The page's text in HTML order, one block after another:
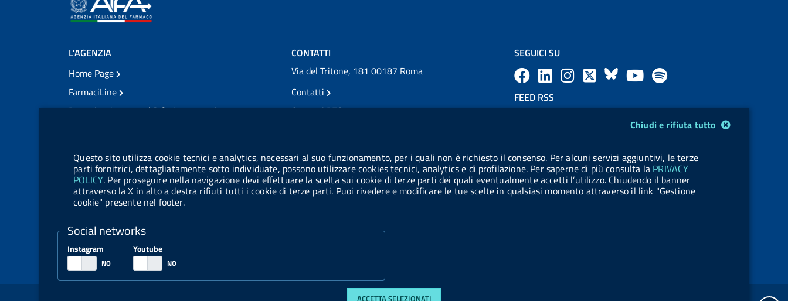
Chiudi e rifiuta tutto
Questo sito utilizza cookie tecnici e analytics, necessari al suo funzionamento, per i quali non è richiesto il consenso. Per alcuni servizi aggiuntivi, le terze
parti fornitrici, dettagliatamente sotto individuate, possono utilizzare cookies tecnici, analytics e di profilazione. Per saperne di più consulta la PRIVACY
POLICY. Per proseguire nella navigazione devi effettuare la scelta sui cookie di terze parti dei quali eventualmente accetti l’utilizzo. Chiudendo il banner
attraverso la X in alto a destra rifiuti tutti i cookie di terze parti. Puoi rivedere e modificare le tue scelte in qualsiasi momento attraverso il link "Gestione
cookie" presente nel footer.
Social networks
Instagram Youtube
ACCETTA SELEZIONATI
L'AGENZIA
Home Page
FarmaciLine
Partecipazione e soddisfazione utenti
Amministrazione Trasparente
Atti di notifica
Pubblicità legale
TrovaNormeFarmaco
Bandi di Gara e Contratti
CONTATTI
Via del Tritone, 181 00187 Roma
Contatti
Contatti PEC
Codice Fiscale: 97345810580
Codice IPA AIFA: aifa_rm
Codice IPA UCB: UFE1TR
SEGUICI SU
F
a
b
o
L
e
d
l
.
X
B
s
k
Y
u
u
b
l
b
l
.
FEED RSS
e
d
Gestione cookie